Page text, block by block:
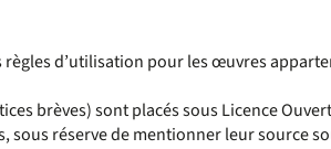
d’utilisation pour les œuvres
brèves) sont placés sous Licence
sous réserve de mentionner leur source